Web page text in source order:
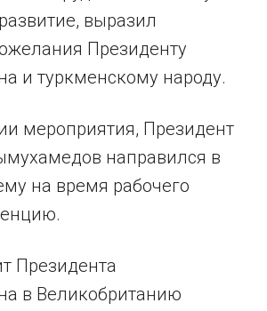
выразил
Президенту
и туркменскому народу.
мероприятия, Президент
направился в
на время рабочего
Президента
в Великобританию